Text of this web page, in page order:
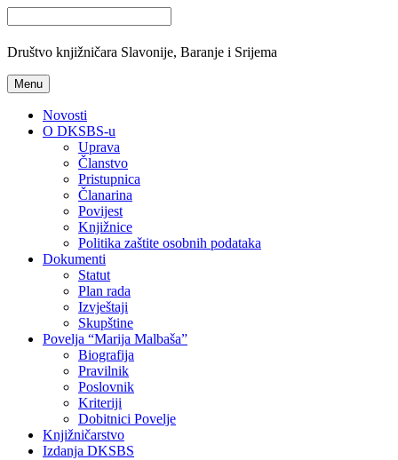
Društvo knjižničara Slavonije, Baranje i Srijema
Menu
Novosti
O DKSBS-u
Uprava
Članstvo
Pristupnica
Članarina
Povijest
Knjižnice
Politika zaštite osobnih podataka
Dokumenti
Statut
Plan rada
Izvještaji
Skupštine
Povelja “Marija Malbaša”
Biografija
Pravilnik
Poslovnik
Kriteriji
Dobitnici Povelje
Knjižničarstvo
Izdanja DKSBS